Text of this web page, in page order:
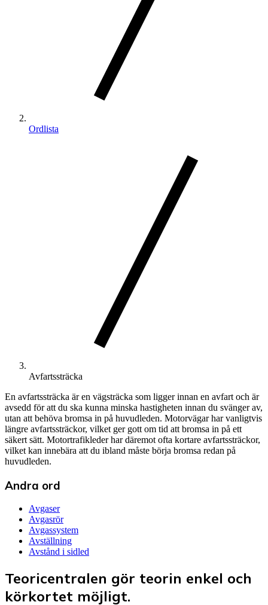
Ordlista
Avfartssträcka
En avfartssträcka är en vägsträcka som ligger innan en avfart och är
avsedd för att du ska kunna minska hastigheten innan du svänger av,
utan att behöva bromsa in på huvudleden. Motorvägar har vanligtvis
längre avfartssträckor, vilket ger gott om tid att bromsa in på ett
säkert sätt. Motortrafikleder har däremot ofta kortare avfartssträckor,
vilket kan innebära att du ibland måste börja bromsa redan på
huvudleden.
Andra ord
Avgaser
Avgasrör
Avgassystem
Avställning
Avstånd i sidled
Teoricentralen gör teorin enkel och
körkortet möjligt.